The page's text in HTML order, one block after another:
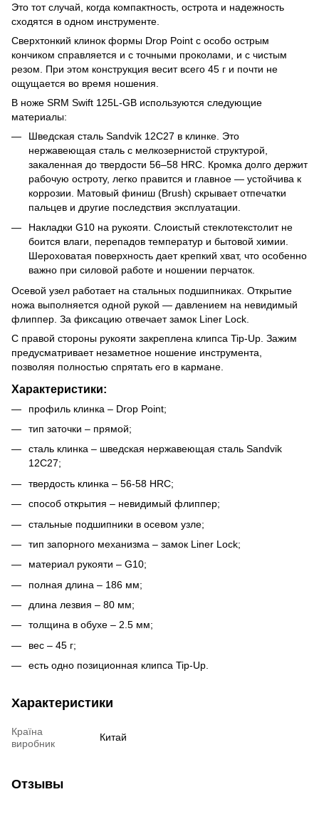
Это тот случай, когда компактность, острота и надежность
сходятся в одном инструменте.
Сверхтонкий клинок формы Drop Point с особо острым
кончиком справляется и с точными проколами, и с чистым
резом. При этом конструкция весит всего 45 г и почти не
ощущается во время ношения.
В ноже SRM Swift 125L-GB используются следующие
материалы:
Шведская сталь Sandvik 12C27 в клинке. Это
нержавеющая сталь с мелкозернистой структурой,
закаленная до твердости 56–58 HRC. Кромка долго держит
рабочую остроту, легко правится и главное — устойчива к
коррозии. Матовый финиш (Brush) скрывает отпечатки
пальцев и другие последствия эксплуатации.
Накладки G10 на рукояти. Слоистый стеклотекстолит не
боится влаги, перепадов температур и бытовой химии.
Шероховатая поверхность дает крепкий хват, что особенно
важно при силовой работе и ношении перчаток.
Осевой узел работает на стальных подшипниках. Открытие
ножа выполняется одной рукой — давлением на невидимый
флиппер. За фиксацию отвечает замок Liner Lock.
С правой стороны рукояти закреплена клипса Tip-Up. Зажим
предусматривает незаметное ношение инструмента,
позволяя полностью спрятать его в кармане.
Характеристики:
профиль клинка – Drop Point;
тип заточки – прямой;
сталь клинка – шведская нержавеющая сталь Sandvik
12C27;
твердость клинка – 56-58 HRC;
способ открытия – невидимый флиппер;
стальные подшипники в осевом узле;
тип запорного механизма – замок Liner Lock;
материал рукояти – G10;
полная длина – 186 мм;
длина лезвия – 80 мм;
толщина в обухе – 2.5 мм;
вес – 45 г;
есть одно позиционная клипса Tip-Up.
Характеристики
Країна
виробник
Китай
Отзывы